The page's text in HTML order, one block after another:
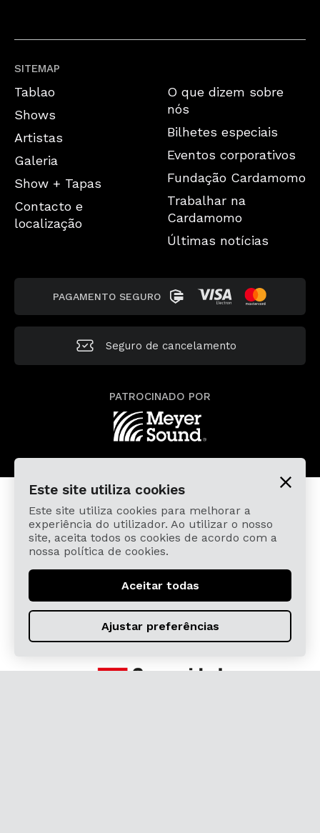
SITEMAP
Tablao
Shows
Artistas
Galeria
Show + Tapas
Contacto e
localização
O que dizem sobre
nós
Bilhetes especiais
Eventos corporativos
Fundação Cardamomo
Trabalhar na
Cardamomo
Últimas notícias
PAGAMENTO SEGURO
Seguro de cancelamento
PATROCINADO POR
Projeto financiado com a ajuda de:
Este site utiliza cookies
Este site utiliza cookies para melhorar a
experiência do utilizador. Ao utilizar o nosso
site, aceita todos os cookies de acordo com a
nossa política de cookies.
Aceitar todas
Ajustar preferências